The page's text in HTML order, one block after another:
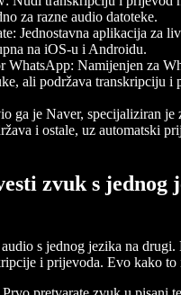
za razne audio datoteke.
: Jednostavna aplikacija za
na iOS-u i Androidu.
WhatsApp: Namijenjen za
ali podržava transkripciju i
ga je Naver, specijaliziran je
i ostale, uz automatski
zvuk s jednog
s jednog jezika na drugi.
i prijevoda. Evo kako to